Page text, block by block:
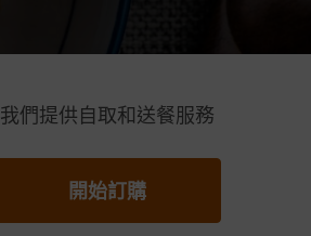
我們提供自取和送餐服務
開始訂購